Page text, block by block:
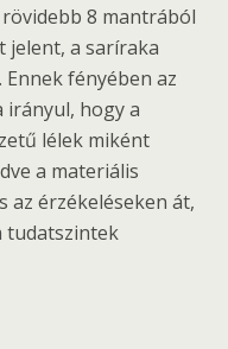
8 mantrából
jelent, a saríraka
fényében az
irányul, hogy a
lélek miként
a materiális
az érzékeléseken át,
tudatszintek